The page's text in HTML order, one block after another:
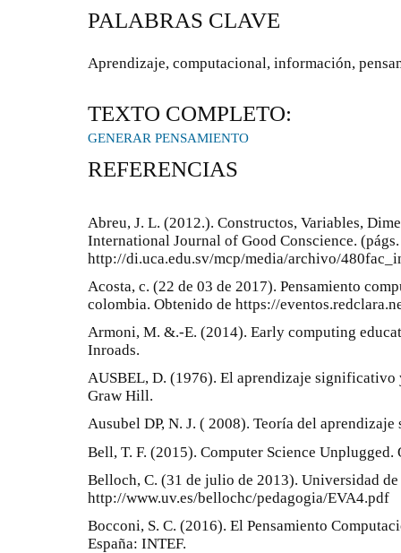
PALABRAS CLAVE
Aprendizaje, computacional, información,
TEXTO COMPLETO:
GENERAR PENSAMIENTO
REFERENCIAS
Abreu, J. L. (2012.). Constructos, Variables,
International Journal of Good Conscience.
http://di.uca.edu.sv/mcp/media/archivo/
Acosta, c. (22 de 03 de 2017). Pensamiento
colombia. Obtenido de https://
Armoni, M. &.-E. (2014). Early computing
Inroads.
AUSBEL, D. (1976). El aprendizaje
Graw Hill.
Ausubel DP, N. J. ( 2008). Teoría del
Bell, T. F. (2015). Computer Science
Belloch, C. (31 de julio de 2013). Universidad
http://www.uv.es/bellochc/pedagogia/EVA4.pdf
Bocconi, S. C. (2016). El Pensamiento
España: INTEF.